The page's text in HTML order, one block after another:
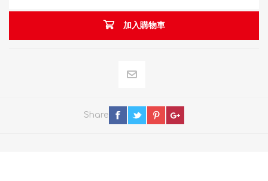
加入購物車
Share